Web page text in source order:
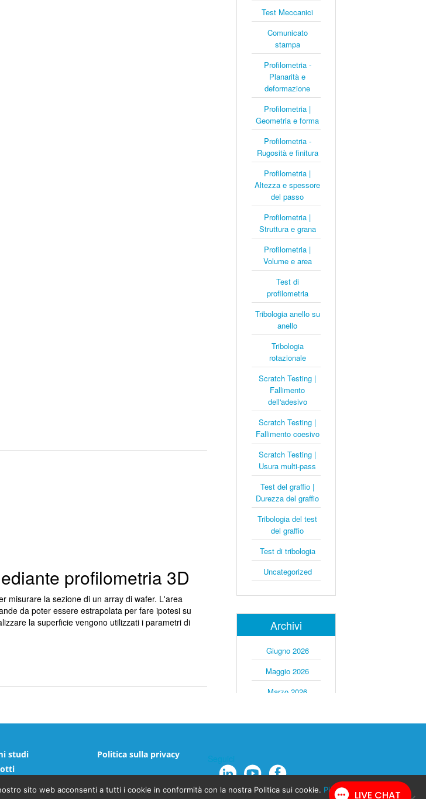
profilometria 3D
misurare la sezione di un array di wafer. L'area
da poter essere estrapolata per fare ipotesi su
la superficie vengono utilizzati i parametri di
Test Meccanici
Comunicato
stampa
Profilometria -
Planarità e
deformazione
Profilometria |
Geometria e forma
Profilometria -
Rugosità e finitura
Profilometria |
Altezza e spessore
del passo
Profilometria |
Struttura e grana
Profilometria |
Volume e area
Test di
profilometria
Tribologia anello su
anello
Tribologia
rotazionale
Scratch Testing |
Fallimento
dell'adesivo
Scratch Testing |
Fallimento coesivo
Scratch Testing |
Usura multi-pass
Test del graffio |
Durezza del graffio
Tribologia del test
del graffio
Test di tribologia
Uncategorized
Archivi
Giugno 2026
Maggio 2026
Marzo 2026
Giugno 2023
Maggio 2023
studi
Politica sulla privacy Seguici
sito web acconsenti a tutti i cookie in conformità con la nostra Politica sui cookie. Più informazioni